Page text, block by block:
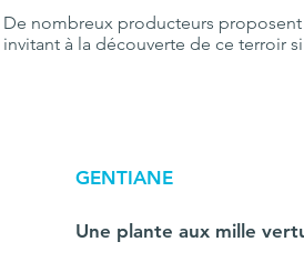
De nombreux producteurs proposent
invitant à la découverte de ce terroir
GENTIANE
Une plante aux mille